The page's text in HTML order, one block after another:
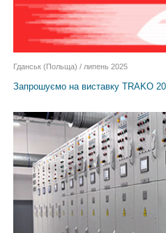
Запрошуємо на виставку TRAKO
Гданськ (Польща) / липень 2025